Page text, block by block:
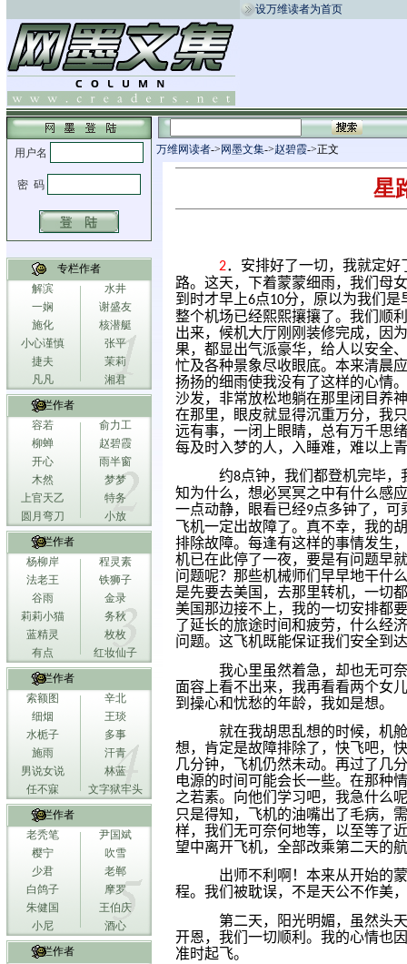
设万维读者为首页
专栏作者
解滨
水井
一娴
谢盛友
施化
核潜艇
小心谨慎
张平
捷夫
茉莉
凡凡
湘君
专栏作者
容若
俞力工
柳蝉
赵碧霞
开心
雨半窗
木然
梦梦
上官天乙
特务
圆月弯刀
小放
专栏作者
杨柳岸
程灵素
法老王
铁狮子
谷雨
金录
莉莉小猫
务秋
蓝精灵
枚枚
有点
红妆仙子
专栏作者
索额图
辛北
细烟
王琰
水栀子
多事
施雨
汗青
男说女说
林蓝
任不寐
文字狱牢头
专栏作者
老秃笔
尹国斌
樱宁
吹雪
少君
老郸
白鸽子
摩罗
朱健国
王伯庆
小尼
酒心
专栏作者
万维网读者-> 网墨文集->赵碧霞->正文
星
2．安排好了一切，我就定好
路。这天，下着蒙蒙细雨，我们母
到时才早上6点10分，原以为我们是
整个机场已经熙熙攘攘了。我们顺
出来，候机大厅刚刚装修完成，因
果，都显出气派豪华，给人以安全
忙及各种景象尽收眼底。本来清晨
扬扬的细雨使我没有了这样的心情
沙发，非常放松地躺在那里闭目养
在那里，眼皮就显得沉重万分，我
远有事，一闭上眼睛，总有万千思
每及时入梦的人，入睡难，难以上
约8点钟，我们都登机完毕
知为什么，想必冥冥之中有什么感
一点动静，眼看已经9点多钟了，可
飞机一定出故障了。真不幸，我的
排除故障。每逢有这样的事情发生
机已在此停了一夜，要是有问题早
问题呢？那些机械师们早早地干什
是先要去美国，去那里转机，一切
美国那边接不上，我的一切安排都
了延长的旅途时间和疲劳，什么经
问题。这飞机既能保证我们安全到
我心里虽然着急，却也无可
面容上看不出来，我再看看两个女
到操心和忧愁的年龄，我如是想。
就在我胡思乱想的时候，机
想，肯定是故障排除了，快飞吧，
几分钟，飞机仍然未动。再过了几
电源的时间可能会长一些。在那种
之若素。向他们学习吧，我急什么
只是得知，飞机的油嘴出了毛病，
样，我们无可奈何地等，以至等了
望中离开飞机，全部改乘第二天的
出师不利啊！本来从开始的
程。我们被耽误，不是天公不作美
第二天，阳光明媚，虽然头
开恩，我们一切顺利。我的心情也
准时起飞。